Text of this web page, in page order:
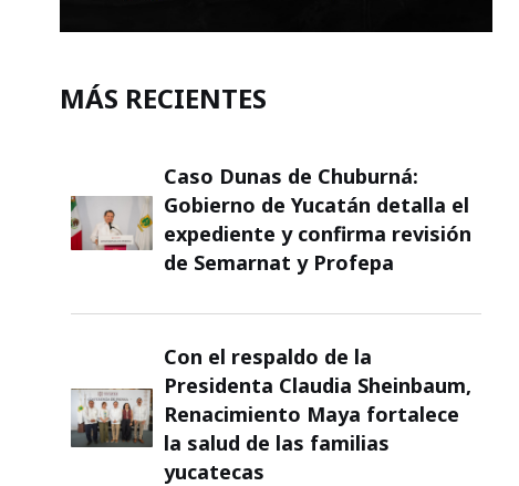
MÁS RECIENTES
Caso Dunas de Chuburná:
Gobierno de Yucatán detalla el
expediente y confirma revisión
de Semarnat y Profepa
Con el respaldo de la
Presidenta Claudia Sheinbaum,
Renacimiento Maya fortalece
la salud de las familias
yucatecas